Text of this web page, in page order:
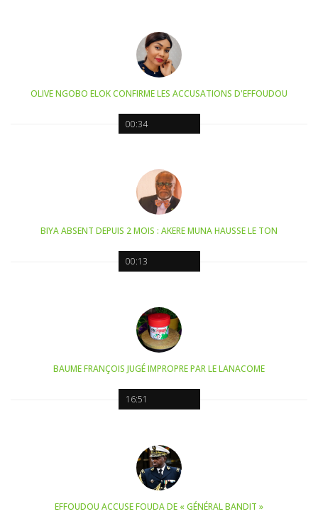
00:34
OLIVE NGOBO ELOK CONFIRME LES ACCUSATIONS D'EFFOUDOU
00:13
BIYA ABSENT DEPUIS 2 MOIS : AKERE MUNA HAUSSE LE TON
16:51
BAUME FRANÇOIS JUGÉ IMPROPRE PAR LE LANACOME
EFFOUDOU ACCUSE FOUDA DE « GÉNÉRAL BANDIT »